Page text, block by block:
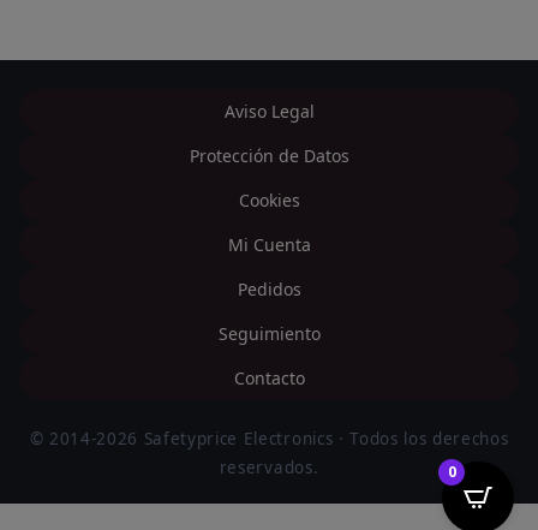
0
Aviso Legal
Protección de Datos
Cookies
Mi Cuenta
Pedidos
Seguimiento
Contacto
© 2014-2026 Safetyprice Electronics · Todos los derechos
reservados.